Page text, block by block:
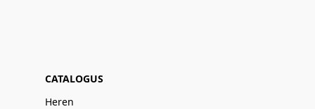
CATALOGUS
Heren